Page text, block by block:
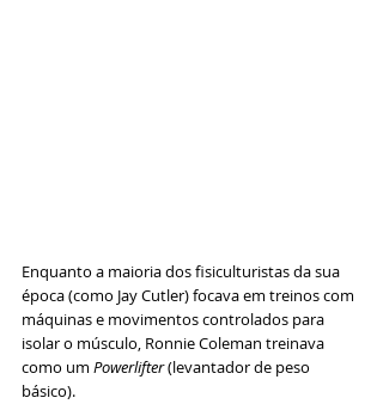
Enquanto a maioria dos fisiculturistas da sua
época (como Jay Cutler) focava em treinos com
máquinas e movimentos controlados para
isolar o músculo, Ronnie Coleman treinava
como um Powerlifter (levantador de peso
básico).